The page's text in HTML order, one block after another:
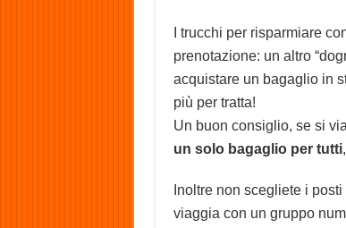
I trucchi per risparmiare
prenotazione: un altro
acquistare un bagaglio in
più per tratta!
Un buon consiglio, se si
un solo bagaglio per tutti
Inoltre non scegliete i
viaggia con un gruppo